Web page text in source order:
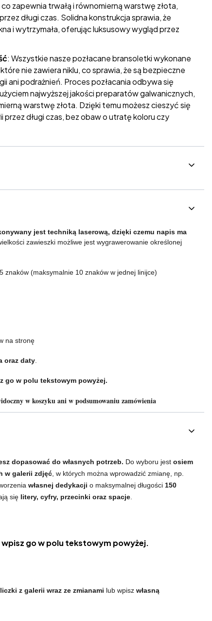
zapewnia trwałą i równomierną warstwę złota,
długi czas. Solidna konstrukcja sprawia, że
i wytrzymała, oferując luksusowy wygląd przez
: Wszystkie nasze pozłacane bransoletki wykonane
nie zawiera niklu, co sprawia, że są bezpieczne
ani podrażnień. Proces pozłacania odbywa się
najwyższej jakości preparatów galwanicznych,
warstwę złota. Dzięki temu możesz cieszyć się
przez długi czas, bez obaw o utratę koloru czy
jest techniką laserową, dzięki czemu napis ma
zawieszki możliwe jest wygrawerowanie określonej
znaków (maksymalnie 10 znaków w jednej linijce)
na stronę
oraz daty
go w polu tekstowym powyżej.
w koszyku ani w podsumowaniu zamówienia
dopasować do własnych potrzeb. Do wyboru jest osiem
w galerii zdjęć , w których można wprowadzić zmianę, np.
własnej dedykacji o maksymalnej długości 150
się litery, cyfry, przecinki oraz spacje
go w polu tekstowym powyżej.
z galerii wraz ze zmianami lub wpisz własną